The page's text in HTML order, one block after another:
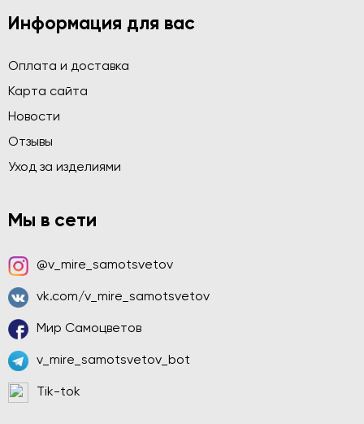
Информация для вас
Оплата и доставка
Карта сайта
Новости
Отзывы
Уход за изделиями
Мы в сети
@v_mire_samotsvetov
vk.com/v_mire_samotsvetov
Мир Самоцветов
v_mire_samotsvetov_bot
Tik-tok